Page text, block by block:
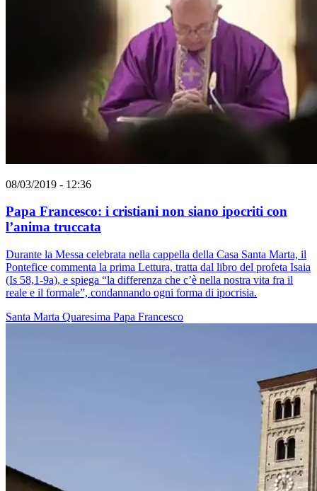
08/03/2019 - 12:36
Papa Francesco: i cristiani non siano ipocriti con
l’anima truccata
Durante la Messa celebrata nella cappella della Casa Santa Marta, il
Pontefice commenta la prima Lettura, tratta dal libro del profeta Isaia
(Is 58,1-9a), e spiega “la differenza che c’è nella nostra vita fra il
reale e il formale”, condannando ogni forma di ipocrisia.
Santa Marta Quaresima Papa Francesco